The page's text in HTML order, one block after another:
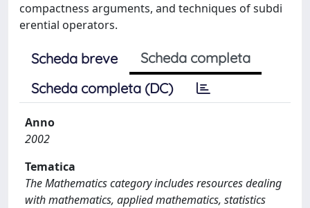
compactness arguments, and techniques of subdi
erential operators.
Scheda breve
Scheda completa
Scheda completa (DC)
Anno
2002
Tematica
The Mathematics category includes resources dealing
with mathematics, applied mathematics, statistics